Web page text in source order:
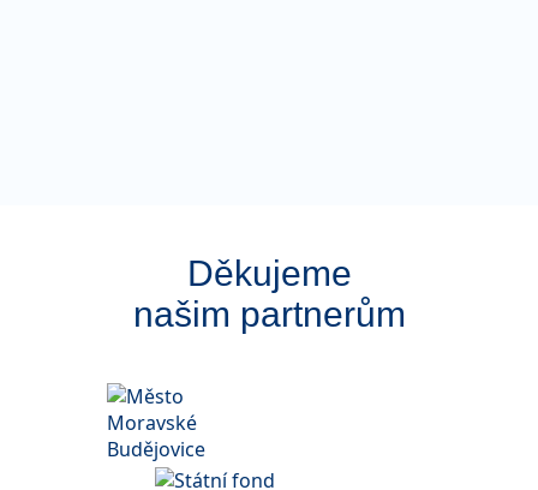
Děkujeme
našim partnerům